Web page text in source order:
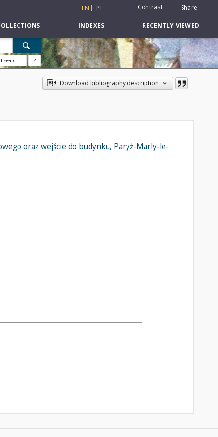
EN PL Contrast Share
INDEXES RECENTLY VIEWED
search ?
Download bibliography description
oraz wejście do budynku, Paryż-Marly-le-